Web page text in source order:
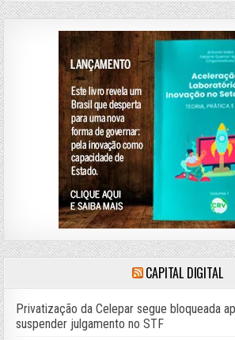
CAPITAL DIGITAL
Privatização da Celepar segue bloqueada
suspender julgamento no STF